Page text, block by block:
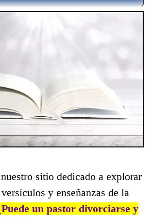
sitio dedicado a explorar
y enseñanzas de la
un pastor divorciarse y